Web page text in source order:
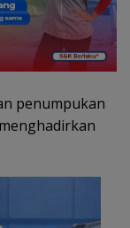
penumpukan